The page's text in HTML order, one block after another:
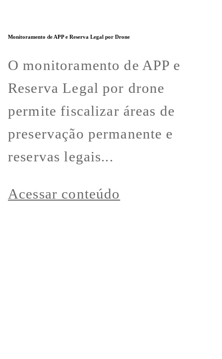
Monitoramento de APP e Reserva Legal por Drone
O monitoramento de APP e
Reserva Legal por drone
permite fiscalizar áreas de
preservação permanente e
reservas legais...
Acessar conteúdo